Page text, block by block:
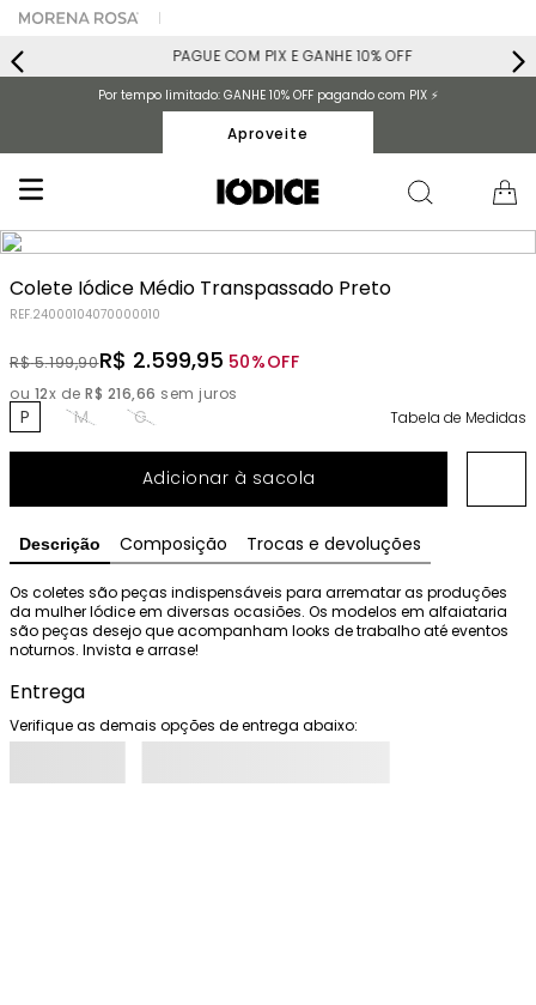
PAGUE COM PIX E GANHE 10% OFF
Por tempo limitado: GANHE 10% OFF pagando com PIX ⚡️
Aproveite
Colete Iódice Médio Transpassado Preto
REF.24000104070000010
R$ 5.199,90R$ 2.599,95 50%OFF
ou 12x de R$ 216,66 sem juros
P M G Tabela de Medidas
Adicionar à sacola
Descrição Composição Trocas e devoluções
Os coletes são peças indispensáveis para arrematar as produções
da mulher Iódice em diversas ocasiões. Os modelos em alfaiataria
são peças desejo que acompanham looks de trabalho até eventos
noturnos. Invista e arrase!
Entrega
Verifique as demais opções de entrega abaixo: